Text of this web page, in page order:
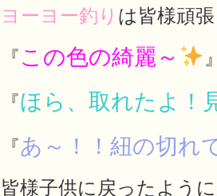
ヨーヨー釣り は皆様頑
『この色の綺麗～
『ほら、取れたよ！
『あ～！！紐の切れ
皆様子供に戻ったよう